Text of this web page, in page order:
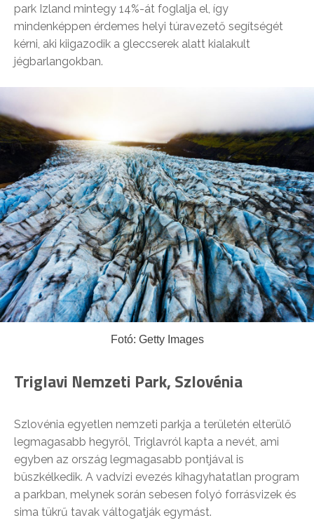
park Izland mintegy 14%-át foglalja el, így
mindenképpen érdemes helyi túravezető segítségét
kérni, aki kiigazodik a gleccserek alatt kialakult
jégbarlangokban.
Fotó: Getty Images
Triglavi Nemzeti Park, Szlovénia
Szlovénia egyetlen nemzeti parkja a területén elterülő
legmagasabb hegyről, Triglavról kapta a nevét, ami
egyben az ország legmagasabb pontjával is
büszkélkedik. A vadvízi evezés kihagyhatatlan program
a parkban, melynek során sebesen folyó forrásvizek és
sima tükrű tavak váltogatják egymást.